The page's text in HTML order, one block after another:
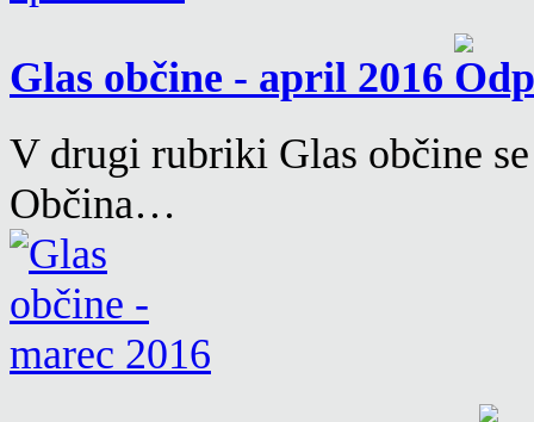
Glas občine - april 2016
V drugi rubriki Glas občine
Občina…